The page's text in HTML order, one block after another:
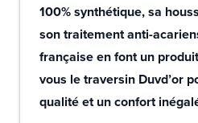
100% synthétique, sa
son traitement anti-
française en font un
vous le traversin Duvd’or
qualité et un confort